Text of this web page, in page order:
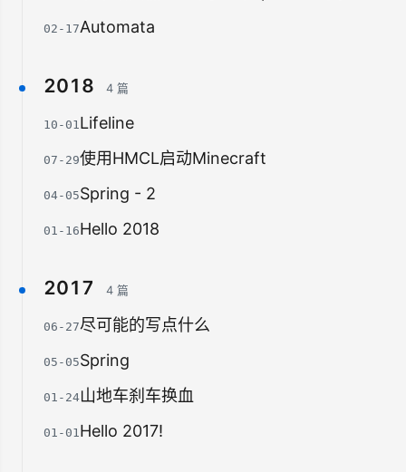
02-17Automata
2018 4 篇
10-01Lifeline
07-29使用HMCL启动Minecraft
04-05Spring - 2
01-16Hello 2018
2017 4 篇
06-27尽可能的写点什么
05-05Spring
01-24山地车刹车换血
01-01Hello 2017!